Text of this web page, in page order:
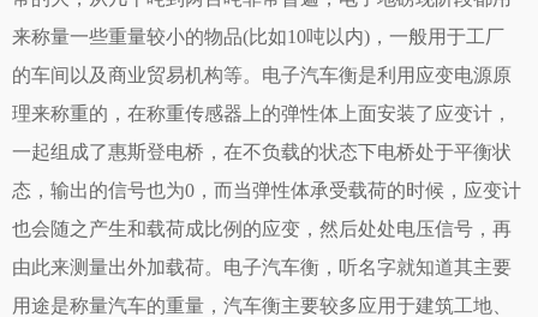
来称量一些重量较小的物品(比如10吨以内)，一般用于工厂
的车间以及商业贸易机构等。电子汽车衡是利用应变电源原
理来称重的，在称重传感器上的弹性体上面安装了应变计，
一起组成了惠斯登电桥，在不负载的状态下电桥处于平衡状
态，输出的信号也为0，而当弹性体承受载荷的时候，应变计
也会随之产生和载荷成比例的应变，然后处处电压信号，再
由此来测量出外加载荷。电子汽车衡，听名字就知道其主要
用途是称量汽车的重量，汽车衡主要较多应用于建筑工地、